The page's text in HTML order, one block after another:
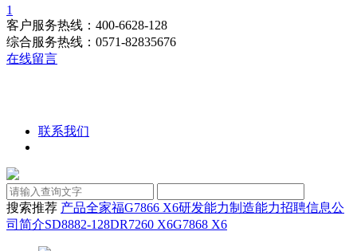
1
客户服务热线：400-6628-128
综合服务热线：0571-82835676
在线留言
联系我们
搜索推荐 产品全家福G7866 X6研发能力制造能力招聘信息公
司简介SD8882-128DR7260 X6G7868 X6